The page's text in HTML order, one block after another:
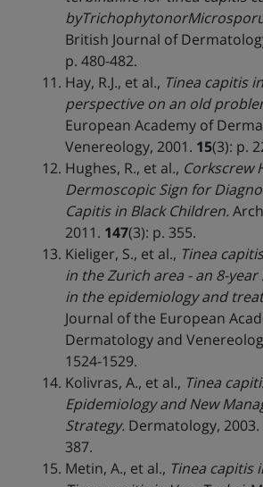
British Journal of
p. 480-482.
Hay, R.J., et al., Tinea capitis
perspective on an old
European Academy of
Venereology, 2001. 15(3): p.
Hughes, R., et al., Corkscrew
Dermoscopic Sign for
Capitis in Black Children.
2011. 147(3): p. 355.
Kieliger, S., et al., Tinea
in the Zurich area - an 8-
in the epidemiology and
Journal of the European
Dermatology and
1524-1529.
Kolivras, A., et al., Tinea
Epidemiology and New
Strategy. Dermatology, 2003.
387.
Metin, A., et al., Tinea capitis